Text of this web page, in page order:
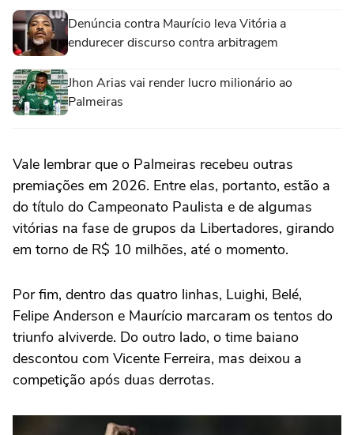
Denúncia contra Maurício leva Vitória a
endurecer discurso contra arbitragem
Jhon Arias vai render lucro milionário ao
Palmeiras
Vale lembrar que o Palmeiras recebeu outras
premiações em 2026. Entre elas, portanto, estão a
do título do Campeonato Paulista e de algumas
vitórias na fase de grupos da Libertadores, girando
em torno de R$ 10 milhões, até o momento.
Por fim, dentro das quatro linhas, Luighi, Belé,
Felipe Anderson e Maurício marcaram os tentos do
triunfo alviverde. Do outro lado, o time baiano
descontou com Vicente Ferreira, mas deixou a
competição após duas derrotas.